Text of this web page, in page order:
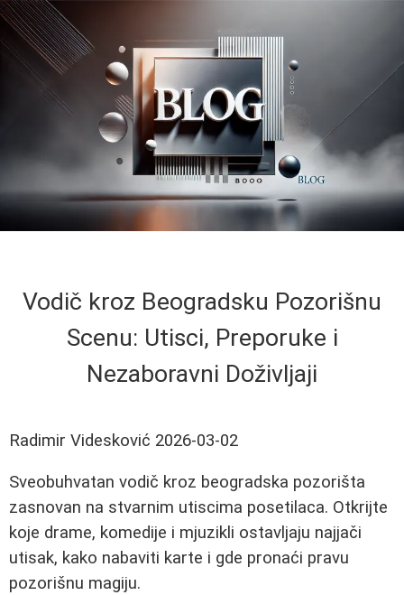
Vodič kroz Beogradsku Pozorišnu
Scenu: Utisci, Preporuke i
Nezaboravni Doživljaji
Radimir Videsković 2026-03-02
Sveobuhvatan vodič kroz beogradska pozorišta
zasnovan na stvarnim utiscima posetilaca. Otkrijte
koje drame, komedije i mjuzikli ostavljaju najjači
utisak, kako nabaviti karte i gde pronaći pravu
pozorišnu magiju.